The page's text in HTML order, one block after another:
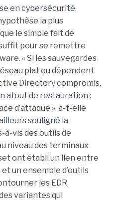
en cybersécurité,
la plus
le simple fait de
pour se remettre
« Si les sauvegardes
plat ou dépendent
Directory compromis,
atout de restauration :
d’attaque », a-t-elle
souligné la
à-vis des outils de
niveau des terminaux
ont établi un lien entre
un ensemble d’outils
les EDR,
variantes qui